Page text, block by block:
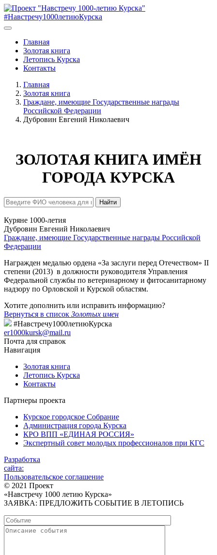
#Навстречу1000летиюКурска
Главная
Золотая книга
Летопись Курска
Контакты
Главная
Золотая книга
Граждане, имеющие Государственные награды
Российской Федерации
Дубровин Евгений Николаевич
ЗОЛОТАЯ КНИГА ИМЁН
ГОРОДА КУРСКА
Найти
Куряне 1000-летия
Дубровин Евгений Николаевич
Граждане, имеющие Государственные награды Российской
Федерации
Награжден медалью ордена «За заслуги перед Отечеством» II
степени (2013) в должности руководителя Управления
Федеральной службы по ветеринарному и фитосанитарному
надзору по Орловской и Курской областям.
Хотите дополнить или исправить информацию?
Вернуться в список Золотых имен
#Навстречу1000летиюКурска
er1000kursk@mail.ru
Почта для справок
Навигация
Золотая книга
Летопись Курска
Контакты
Партнеры проекта
Курское городское Собрание
Администрация города Курска
КРО ВПП «ЕДИНАЯ РОССИЯ»
Экспертный совет молодых профессионалов при КГС
Разработка
сайта:
Пользовательское соглашение
© 2021 Проект
«Навстречу 1000 летию Курска»
ЗАЯВКА: ПРЕДЛОЖИТЬ СОБЫТИЕ В ЛЕТОПИСЬ